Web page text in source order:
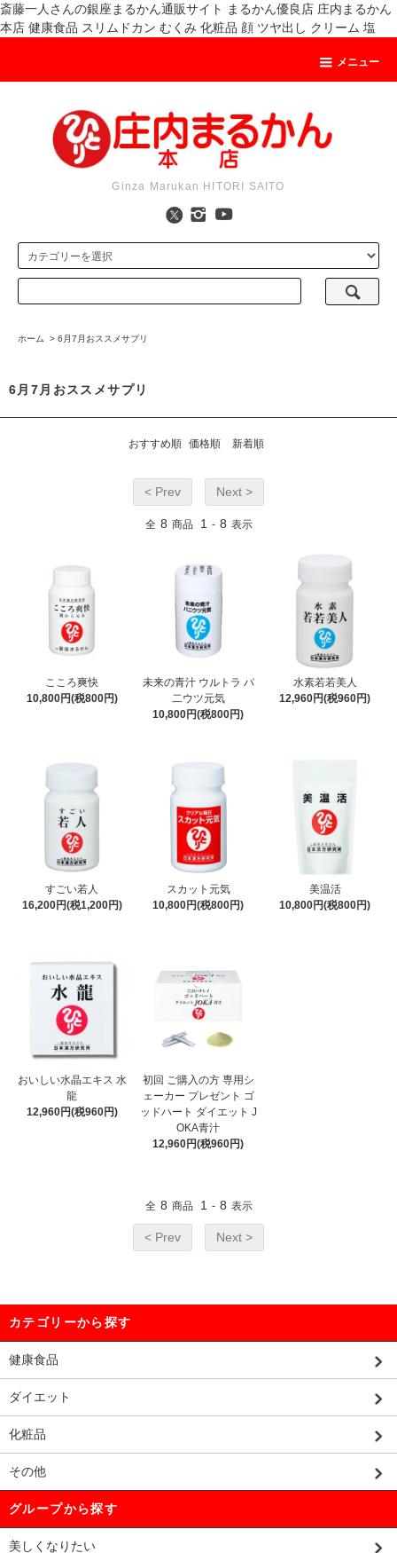
斎藤一人さんの銀座まるかん通販サイト まるかん優良店 庄内まるかん
本店 健康食品 スリムドカン むくみ 化粧品 顔 ツヤ出し クリーム 塩
メニュー
Ginza Marukan HITORI SAITO
ホーム > 6月7月おススメサプリ
6月7月おススメサプリ
おすすめ順 価格順 新着順
< Prev Next >
全 8 商品 1 - 8 表示
こころ爽快
10,800円(税800円)
未来の青汁 ウルトラ パ
二ウツ元気
10,800円(税800円)
水素若若美人
12,960円(税960円)
すごい若人
16,200円(税1,200円)
スカット元気
10,800円(税800円)
美温活
10,800円(税800円)
おいしい水晶エキス 水
龍
12,960円(税960円)
初回 ご購入の方 専用シ
ェーカー プレゼント ゴ
ッドハート ダイエット J
OKA青汁
12,960円(税960円)
全 8 商品 1 - 8 表示
< Prev Next >
カテゴリーから探す
健康食品
ダイエット
化粧品
その他
グループから探す
美しくなりたい